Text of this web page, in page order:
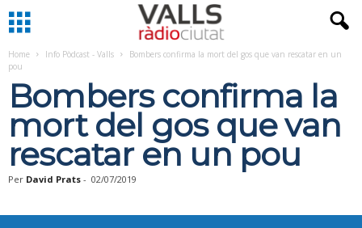
Home Info Pòdcast - Valls
Bombers confirma la mort del gos que van rescatar en un
pou
Bombers confirma la
mort del gos que van
rescatar en un pou
Per David Prats - 02/07/2019